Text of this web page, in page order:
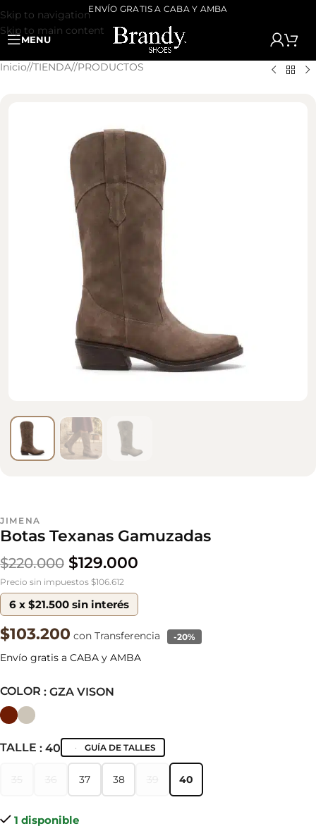
Skip to navigation
Skip to main content
ENVÍO GRATIS A CABA Y AMBA
MENU
Inicio/ TIENDA/ PRODUCTOS
JIMENA
Botas Texanas Gamuzadas
$220.000 $129.000
COLOR : GZA VISON
TALLE : 40 GUÍA DE TALLES
37
37 38
38 40
40
1 disponible
Precio sin impuestos $106.612
6 x $21.500 sin interés
$103.200 con Transferencia -20%
Envío gratis a CABA y AMBA